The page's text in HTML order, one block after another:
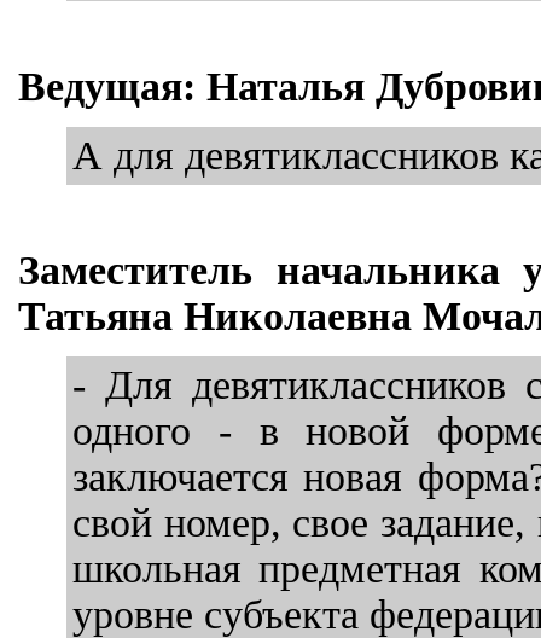
Ведущая: Наталья
А для девятиклассников
Заместитель начальника
Татьяна Николаевна
- Для девятиклассников
одного - в новой
заключается новая
свой номер, свое
школьная предметная
уровне субъекта